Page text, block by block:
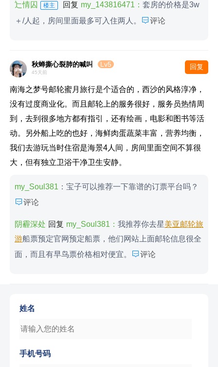
辷情囚 楼主 回复 my_143816471： 套房的价格是3w
＋/人起，房间里面最多可入住两人。
评论
秋蝉撕心裂肺的喊叫 Lv5
45天前
回复
南海之梦号邮轮蜜月旅行是个适合的，西沙的风格淳净，
没有过度商业化。而且邮轮上的服务很好，服务员热情周
到，去到很多地方都有指引，还有绘画，电影和图书等活
动。另外船上吃的也好，海鲜肉蛋蔬菜丰富，营养均衡，
我们去游玩当时住宿是海景4人间，房间里面空间不算很
大，但有独立卫浴干净卫生安静。
my_Soul381 ：宝子可以推荐一下靠谱的订票平台吗？
评论
阴霾深处 回复 my_Soul381： 我推荐你去星美亚邮轮旅
游船票预定官网预定船票，他们网站上面邮轮信息很全
面，而且有早鸟票价格相对便宜。
评论
姓名
手机号码